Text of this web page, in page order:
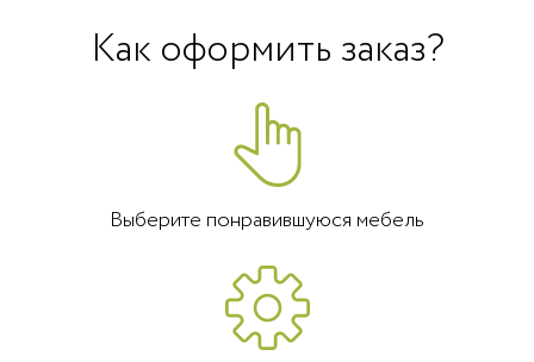
Как оформить заказ?
Выберите понравившуюся мебель